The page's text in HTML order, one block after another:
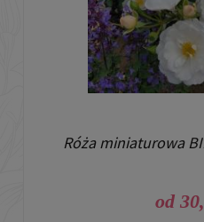
Róża miniaturowa
od